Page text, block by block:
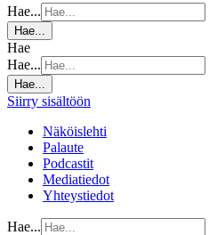
Hae...
Hae...
Hae
Hae...
Hae...
Siirry sisältöön
Näköislehti
Palaute
Podcastit
Mediatiedot
Yhteystiedot
Hae...